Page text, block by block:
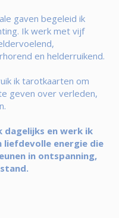
gaven begeleid ik
Ik werk met vijf
en helderruikend.
ik tarotkaarten om
geven over verleden,
en werk ik
liefdevolle energie die
in ontspanning,